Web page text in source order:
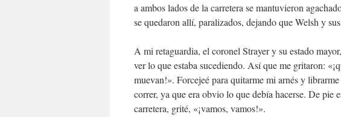
a ambos lados de la carretera se mantuvieron
se quedaron allí, paralizados, dejando que Welsh y
A mi retaguardia, el coronel Strayer y su estado
ver lo que estaba sucediendo. Así que me gritaron:
muevan!». Forcejeé para quitarme mi arnés y
correr, ya que era obvio lo que debía hacerse. De pie
carretera, grité, «¡vamos, vamos!».